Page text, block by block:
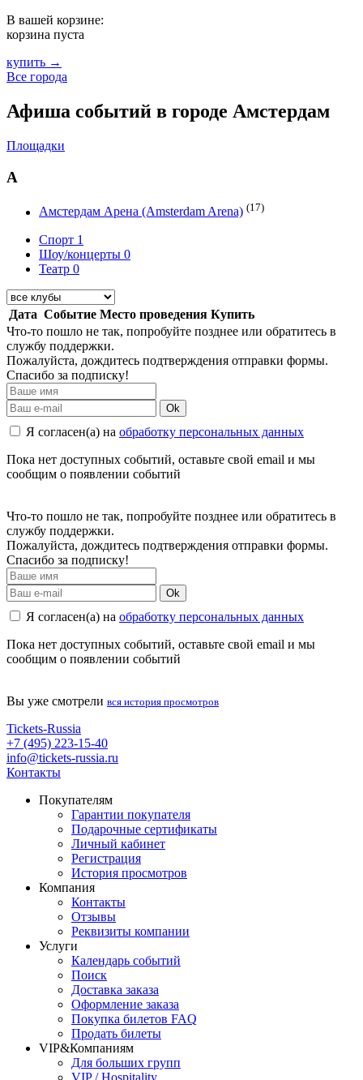
В вашей корзине:
корзина пуста
купить →
Все города
Афиша событий в городе Амстердам
Площадки
А
Амстердам Арена (Amsterdam Arena) (17)
Спорт 1
Шоу/концерты 0
Театр 0
Дата Событие Место проведения Купить
Что-то пошло не так, попробуйте позднее или обратитесь в
службу поддержки.
Пожалуйста, дождитесь подтверждения отправки формы.
Спасибо за подписку!
Ok
Я согласен(а) на обработку персональных данных
Пока нет доступных событий, оставьте свой email и мы
сообщим о появлении событий
Что-то пошло не так, попробуйте позднее или обратитесь в
службу поддержки.
Пожалуйста, дождитесь подтверждения отправки формы.
Спасибо за подписку!
Ok
Я согласен(а) на обработку персональных данных
Пока нет доступных событий, оставьте свой email и мы
сообщим о появлении событий
Вы уже смотрели вся история просмотров
Tickets-Russia
+7 (495) 223-15-40
info@tickets-russia.ru
Контакты
Покупателям
Гарантии покупателя
Подарочные сертификаты
Личный кабинет
Регистрация
История просмотров
Компания
Контакты
Отзывы
Реквизиты компании
Услуги
Календарь событий
Поиск
Доставка заказа
Оформление заказа
Покупка билетов FAQ
Продать билеты
VIP&Компаниям
Для больших групп
VIP / Hospitality